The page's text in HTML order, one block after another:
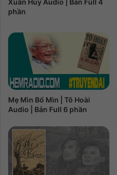
Xuân Huy Audio | Bản Full 4
phần
Mẹ Mìn Bố Mìn | Tô Hoài
Audio | Bản Full 6 phần